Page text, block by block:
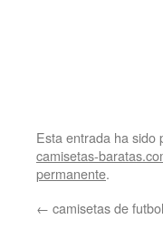
Esta entrada ha sido
camisetas-
permanente.
← camisetas de